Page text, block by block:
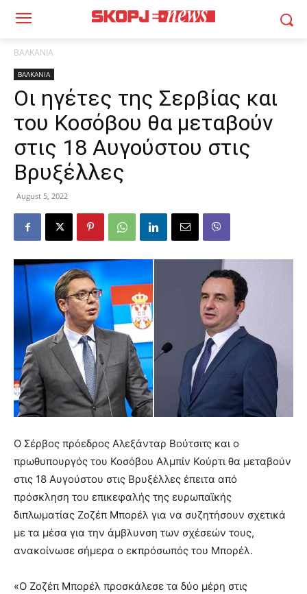
ΒΑΛΚΑΝΙΑ
ΒΑΛΚΑΝΙΑ
Οι ηγέτες της Σερβίας και
του Κοσόβου θα μεταβούν
στις 18 Αυγούστου στις
Βρυξέλλες
August 5, 2022
Ο Σέρβος πρόεδρος Αλεξάνταρ Βούτσιτς και ο
πρωθυπουργός του Κοσόβου Αλμπίν Κούρτι θα μεταβούν
στις 18 Αυγούστου στις Βρυξέλλες έπειτα από
πρόσκληση του επικεφαλής της ευρωπαϊκής
διπλωματίας Ζοζέπ Μπορέλ για να συζητήσουν σχετικά
με τα μέσα για την άμβλυνση των σχέσεών τους,
ανακοίνωσε σήμερα ο εκπρόσωπός του Μπορέλ.
«Ο Ζοζέπ Μπορέλ προσκάλεσε τα δύο μέρη στις